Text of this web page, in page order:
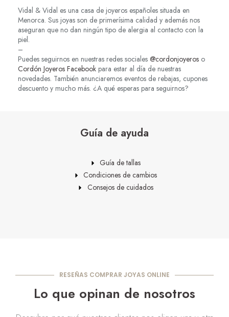
Vidal & Vidal es una casa de joyeros españoles situada en
Menorca. Sus joyas son de primerísima calidad y además nos
aseguran que no dan ningún tipo de alergia al contacto con la
piel.
–
Puedes seguirnos en nuestras redes sociales @cordonjoyeros o
Cordón Joyeros Facebook para estar al día de nuestras
novedades. También anunciaremos eventos de rebajas, cupones
descuento y mucho más. ¿A qué esperas para seguirnos?
Guía de ayuda
Guía de tallas
Condiciones de cambios
Consejos de cuidados
RESEÑAS COMPRAR JOYAS ONLINE
Lo que opinan de nosotros